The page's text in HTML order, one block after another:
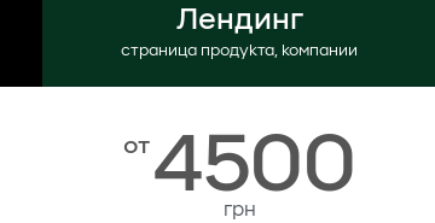
Лендинг
страница продукта, компании
от4500
грн